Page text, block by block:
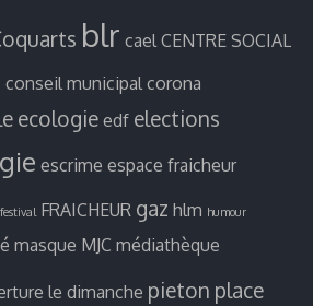
blr cael CENTRE SOCIAL
conseil municipal corona
ecologie edf elections
escrime espace fraicheur
festival FRAICHEUR gaz hlm humour
masque MJC médiathèque
le dimanche pieton place